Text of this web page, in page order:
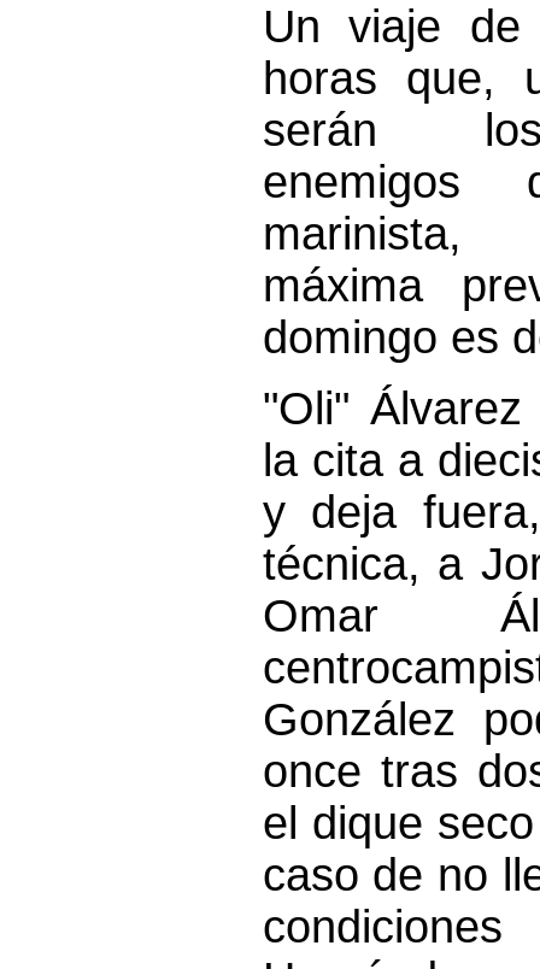
Un viaje
horas que,
serán
enemigos
máxima
domingo es
"Oli"
la cita a
y deja
técnica, a
Omar
González
once tras
el dique
caso de no